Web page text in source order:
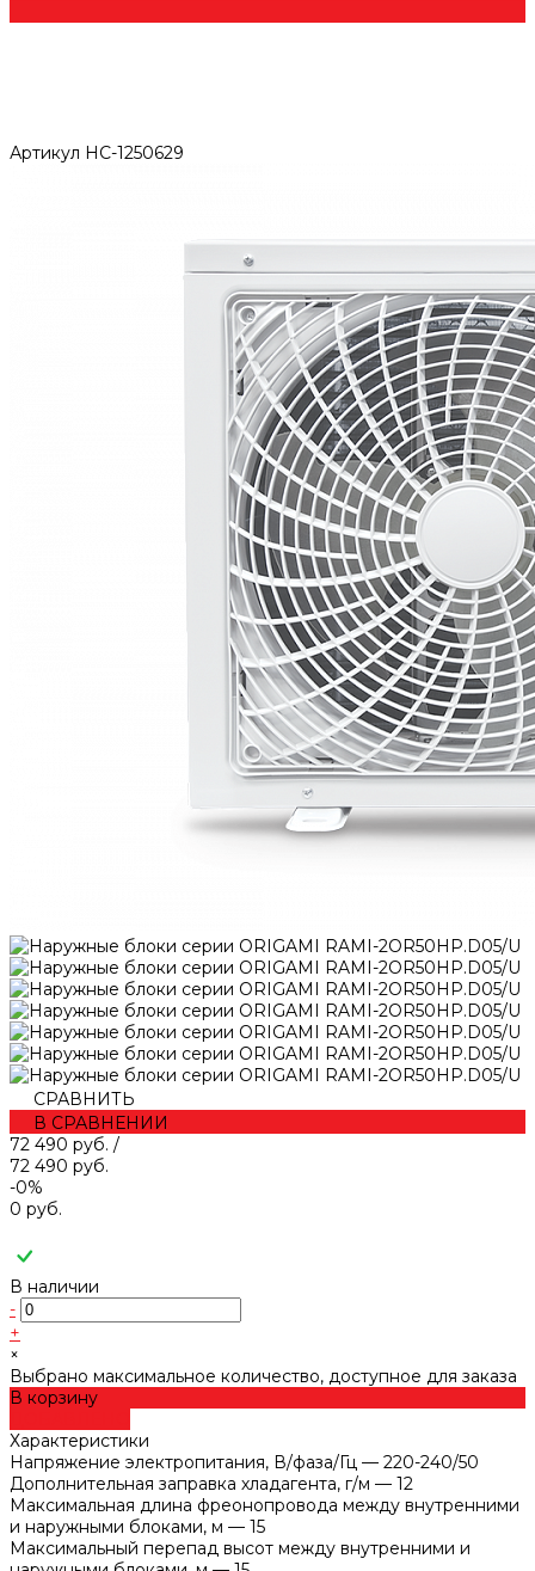
Артикул НС-1250629
СРАВНИТЬ
В СРАВНЕНИИ
72 490 руб. /
72 490 руб.
-0%
0 руб.
В наличии
-
+
×
Выбрано максимальное количество, доступное для заказа
В корзину
Характеристики
Напряжение электропитания, В/фаза/Гц — 220-240/50
Дополнительная заправка хладагента, г/м — 12
Максимальная длина фреонопровода между внутренними
и наружными блоками, м — 15
Максимальный перепад высот между внутренними и